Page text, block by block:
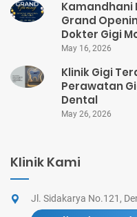
Kamandhani
Grand
Dokter Gigi
May 16, 2026
Klinik Gigi
Perawatan
Dental
May 26, 2026
Klinik Kami
Jl. Sidakarya No.121,